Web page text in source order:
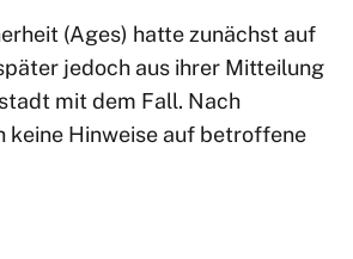
(Ages) hatte zunächst auf
jedoch aus ihrer Mitteilung
mit dem Fall. Nach
keine Hinweise auf betroffene